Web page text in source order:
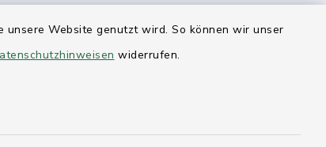
unsere Website genutzt wird. So können wir unser
widerrufen.